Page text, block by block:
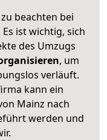
beachten bei
ist wichtig, sich
des Umzugs
, um
verläuft.
kann ein
Mainz nach
werden und